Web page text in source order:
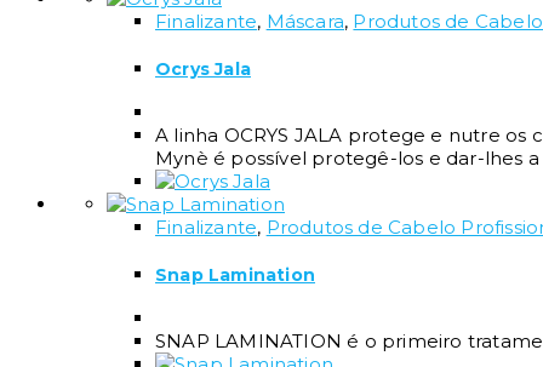
Finalizante, Máscara, Produtos de
Ocrys Jala
A linha OCRYS JALA protege e nutre
Mynè é possível protegê-los e dar-lhes
Finalizante, Produtos de Cabelo
Snap Lamination
SNAP LAMINATION é o primeiro